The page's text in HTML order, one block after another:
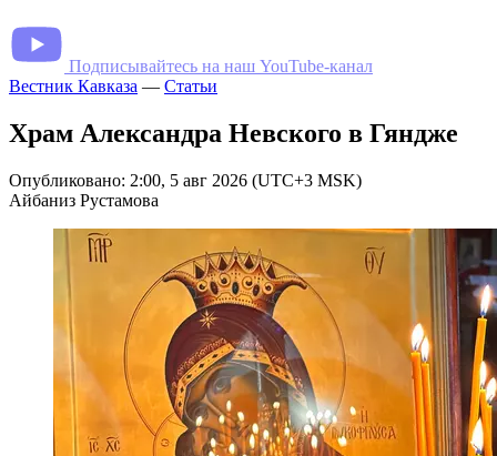
Подписывайтесь на наш YouTube-канал
Вестник Кавказа — Статьи
Храм Александра Невского в Гяндже
Опубликовано: 2:00, 5 авг 2026 (UTC+3 MSK)
Айбаниз Рустамова